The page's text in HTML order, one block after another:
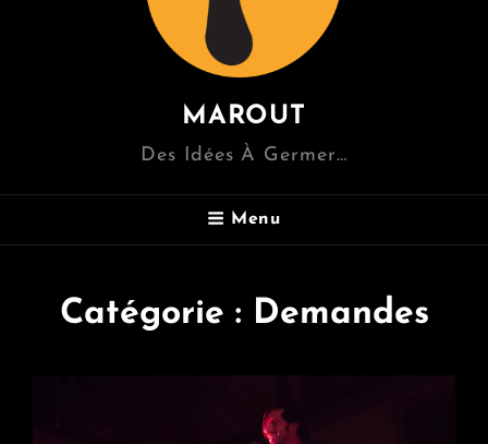
MAROUT
Des Idées À Germer…
Menu
Catégorie : Demandes